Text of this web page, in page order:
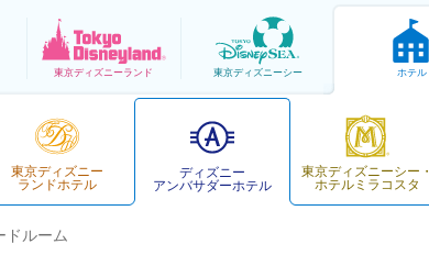
東京ディズニーランド 東京ディズニーシー ホテル
東京ディズニー
ランドホテル
ディズニー
アンバサダーホテル
東京ディズニーシー・
ホテルミラコスタ
ドルーム